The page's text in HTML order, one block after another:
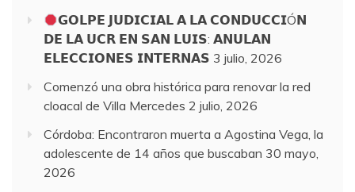
𝗚𝗢𝗟𝗣𝗘 𝗝𝗨𝗗𝗜𝗖𝗜𝗔𝗟 𝗔 𝗟𝗔 𝗖𝗢𝗡𝗗𝗨𝗖𝗖𝗜Ó𝗡
𝗗𝗘 𝗟𝗔 𝗨𝗖𝗥 𝗘𝗡 𝗦𝗔𝗡 𝗟𝗨𝗜𝗦: 𝗔𝗡𝗨𝗟𝗔𝗡
𝗘𝗟𝗘𝗖𝗖𝗜𝗢𝗡𝗘𝗦 𝗜𝗡𝗧𝗘𝗥𝗡𝗔𝗦 3 julio, 2026
Comenzó una obra histórica para renovar la red
cloacal de Villa Mercedes 2 julio, 2026
Córdoba: Encontraron muerta a Agostina Vega, la
adolescente de 14 años que buscaban 30 mayo,
2026